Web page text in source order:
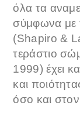
όλα τα
σύμφωνα με
(Shapiro &
τεράστιο
1999) έχει
και
όσο και